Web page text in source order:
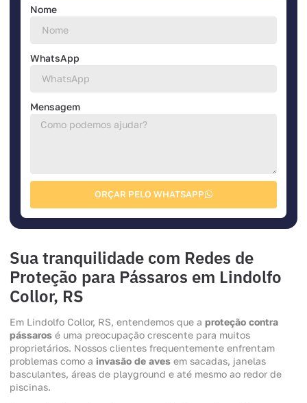
Nome
WhatsApp
Mensagem
ORÇAR PELO WHATSAPP
Sua tranquilidade com Redes de
Proteção para Pássaros em Lindolfo
Collor, RS
Em Lindolfo Collor, RS, entendemos que a proteção contra
pássaros é uma preocupação crescente para muitos
proprietários. Nossos clientes frequentemente enfrentam
problemas como a invasão de aves em sacadas, janelas
basculantes, áreas de playground e até mesmo ao redor de
piscinas.